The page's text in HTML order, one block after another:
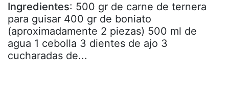
Ingredientes: 500 gr de carne de ternera
para guisar 400 gr de boniato
(aproximadamente 2 piezas) 500 ml de
agua 1 cebolla 3 dientes de ajo 3
cucharadas de...